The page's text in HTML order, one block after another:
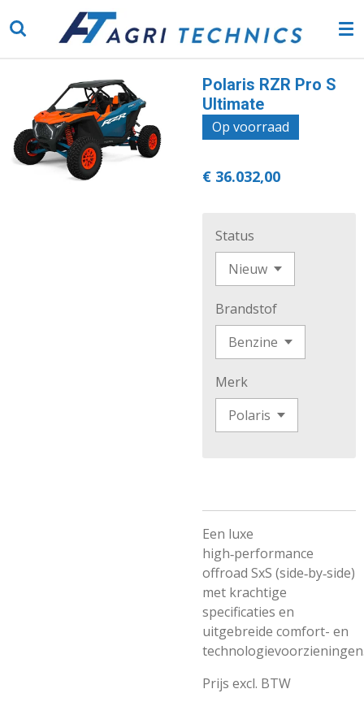
direct
hoofdinhoud
Polaris RZR Pro S
Ultimate
Op voorraad
€ 36.032,00
Status
Brandstof
Merk
Een luxe
high‑performance
offroad SxS (side‑by‑side)
met krachtige
specificaties en
uitgebreide comfort- en
Prijs excl. BTW